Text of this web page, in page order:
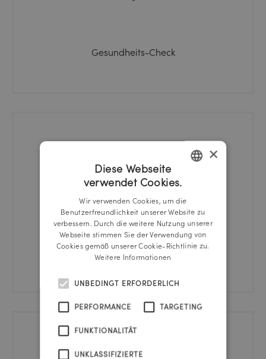
Gesundheits-Check
Fahrradkeller
GERMAN
×
Diese Webseite
verwendet Cookies.
Wir verwenden Cookies, um die
Benutzerfreundlichkeit unserer Website zu
verbessern. Durch die weitere Nutzung unserer
Webseite stimmen Sie der Verwendung von
Cookies gemäß unserer Cookie-Richtlinie zu.
Weitere Informationen
UNBEDINGT ERFORDERLICH
PERFORMANCE TARGETING
FUNKTIONALITÄT
UNKLASSIFIZIERTE